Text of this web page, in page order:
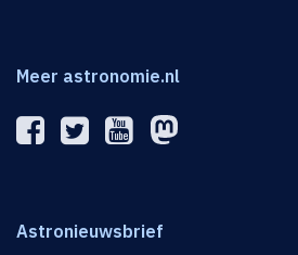
Meer astronomie.nl
Astronieuwsbrief